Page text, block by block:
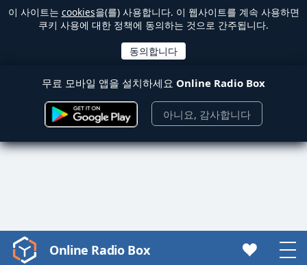
이 사이트는 cookies을(를) 사용합니다. 이 웹사이트를 계속 사용하면
쿠키 사용에 대한 정책에 동의하는 것으로 간주됩니다.
무료 모바일 앱을 설치하세요 Online Radio Box
아니요, 감사합니다
Video
Online Radio Box